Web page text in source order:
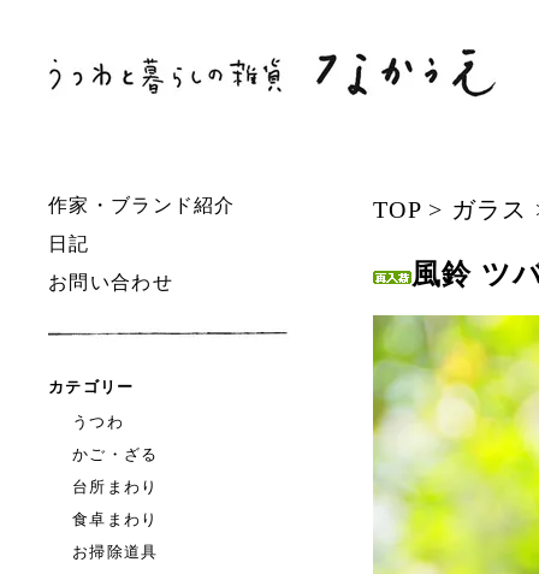
作家・ブランド紹介
日記
お問い合わせ
カテゴリー
うつわ
かご・ざる
台所まわり
食卓まわり
お掃除道具
TOP> ガラス
風鈴 ツ